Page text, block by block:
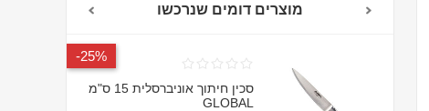
מוצרים דומים שנרכשו
25%-
אחריות לכל החיים
סכין חיתוך אוניברסלית 15 ס"מ
GLOBAL